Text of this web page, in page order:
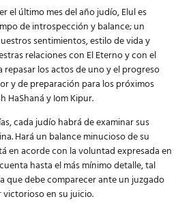
el último mes del año judío, Elul es
de introspección y balance; un
sentimientos, estilo de vida y
relaciones con El Eterno y con el
los actos de uno y el progreso
y de preparación para los próximos
HaShaná y Iom Kipur.
cada judío habrá de examinar sus
Hará un balance minucioso de su
en acorde con la voluntad expresada en
hasta el más mínimo detalle, tal
que debe comparecer ante un juzgado
en su juicio.